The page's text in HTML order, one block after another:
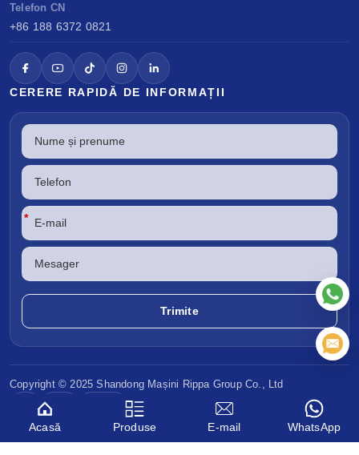
Telefon CN
+86 188 6372 0821
CERERE RAPIDĂ DE INFORMAȚII
*
Copyright © 2025 Shandong Mașini Rippa Group Co., Ltd
EPA
Acasă Produse E-mail WhatsApp